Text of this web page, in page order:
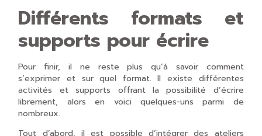
Différents formats et
supports pour écrire
Pour finir, il ne reste plus qu’à savoir comment
s’exprimer et sur quel format. Il existe différentes
activités et supports offrant la possibilité d’écrire
librement, alors en voici quelques-uns parmi de
nombreux.
Tout d’abord, il est possible d’intégrer des ateliers